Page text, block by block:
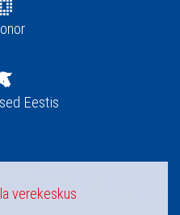
Eestis
verekeskus